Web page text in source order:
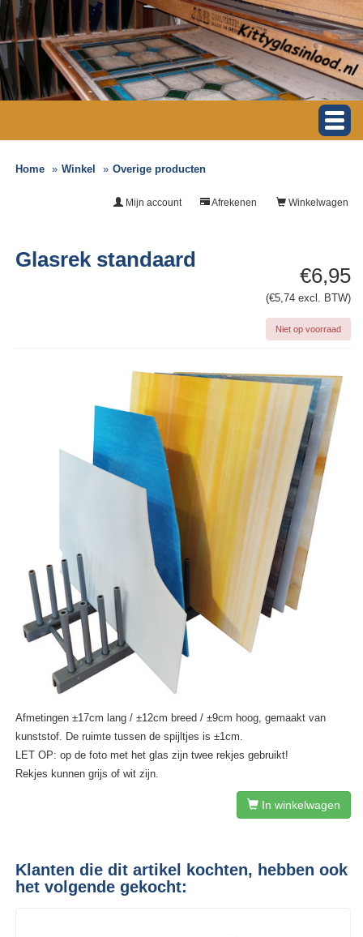
Home Winkel Overige producten
Winkelwagen
Afrekenen
Mijn account
€6,95
(€5,74 excl. BTW)
Niet op voorraad
Glasrek standaard
Afmetingen ±17cm lang / ±12cm breed / ±9cm hoog, gemaakt van
kunststof. De ruimte tussen de spijltjes is ±1cm.
LET OP: op de foto met het glas zijn twee rekjes gebruikt!
Rekjes kunnen grijs of wit zijn.
In winkelwagen
Klanten die dit artikel kochten, hebben ook
het volgende gekocht: